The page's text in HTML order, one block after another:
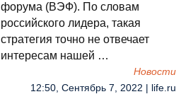
форума (ВЭФ). По словам
российского лидера, такая
стратегия точно не отвечает
интересам нашей …
Новости
12:50, Сентябрь 7, 2022 | life.ru